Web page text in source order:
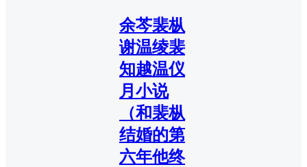
余芩裴枞
谢温绫裴
知越温仪
月小说
（和裴枞
结婚的第
六年他终